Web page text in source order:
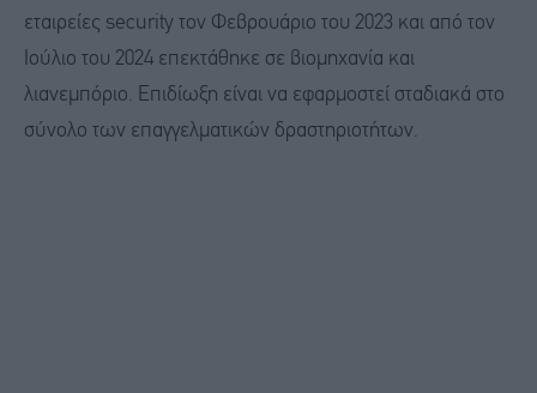
εταιρείες security τον Φεβρουάριο του 2023 και από τον
Ιούλιο του 2024 επεκτάθηκε σε βιομηχανία και
λιανεμπόριο. Επιδίωξη είναι να εφαρμοστεί σταδιακά στο
σύνολο των επαγγελματικών δραστηριοτήτων.